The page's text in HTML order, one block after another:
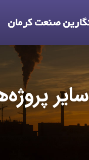
سایر